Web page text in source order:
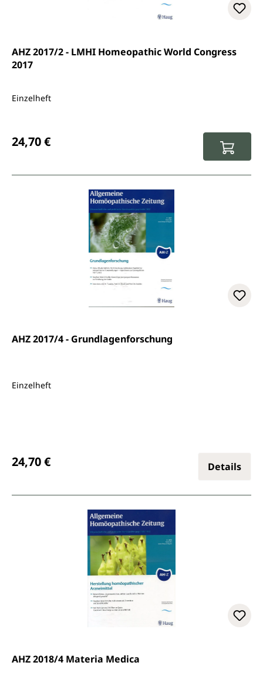
AHZ 2017/2 - LMHI Homeopathic World Congress
2017
Einzelheft
24,70 €
AHZ 2017/4 - Grundlagenforschung
Einzelheft
24,70 € Details
AHZ 2018/4 Materia Medica